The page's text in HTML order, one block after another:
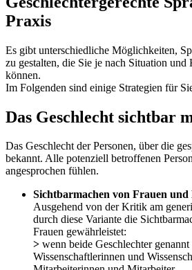
Praxis
Es gibt unterschiedliche Möglichkeiten,
zu gestalten, die Sie je nach Situation und
können.
Im Folgenden sind einige Strategien für
Das Geschlecht sichtbar
Das Geschlecht der Personen, über die
bekannt. Alle potenziell betroffenen
angesprochen fühlen.
Sichtbarmachen von Frauen
Ausgehend von der Kritik am
durch diese Variante die
Frauen gewährleistet:
> wenn beide Geschlechter genannt
Wissenschaftlerinnen und